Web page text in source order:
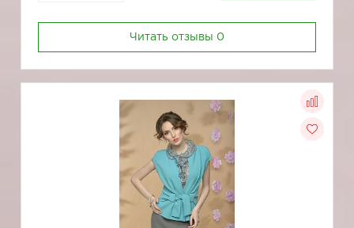
Читать отзывы 0